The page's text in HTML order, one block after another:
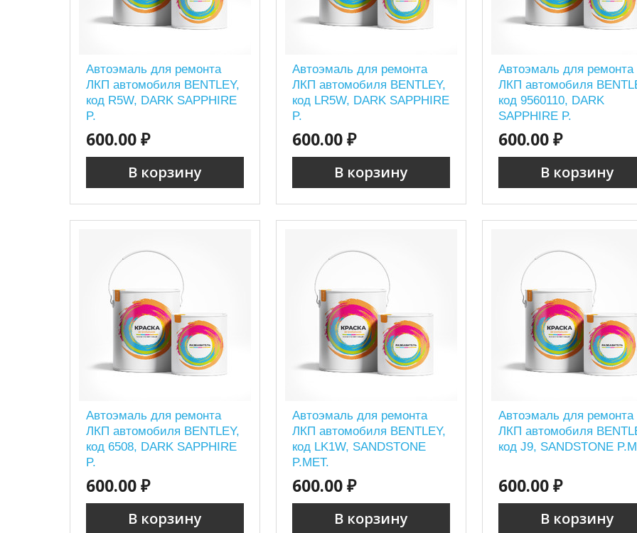
Автоэмаль для ремонта
ЛКП автомобиля BENTLEY,
код R5W, DARK SAPPHIRE
P.
600.00 ₽
В корзину
Автоэмаль для ремонта
ЛКП автомобиля BENTLEY,
код LR5W, DARK SAPPHIRE
P.
600.00 ₽
В корзину
Автоэмаль для ремонта
ЛКП автомобиля
код 9560110, DARK
SAPPHIRE P.
600.00 ₽
В корзину
Автоэмаль для ремонта
ЛКП автомобиля BENTLEY,
код 6508, DARK SAPPHIRE
P.
600.00 ₽
В корзину
Автоэмаль для ремонта
ЛКП автомобиля BENTLEY,
код LK1W, SANDSTONE
P.MET.
600.00 ₽
В корзину
Автоэмаль для ремонта
ЛКП автомобиля
код J9, SANDSTONE
600.00 ₽
В корзину